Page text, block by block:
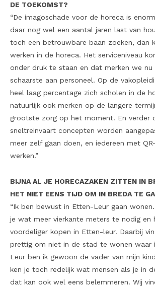
DE TOEKOMST?
“De imagoschade voor de horeca is
daar nog wel een aantal jaren last van
toch een betrouwbare baan zoeken, dan
werken in de horeca. Het serviceniveau
onder druk te staan en dat merken we nu
schaarste aan personeel. Op de
heel laag percentage zich scholen in de
natuurlijk ook merken op de langere
grootste zorg op het moment. En verder
sneltreinvaart concepten worden
meer zelf gaan doen, en iedereen met
werken.”
BIJNA AL JE HORECAZAKEN ZITTEN IN
HET NIET EENS TIJD OM IN BREDA TE
“Ik ben bewust in Etten-Leur gaan
je wat meer vierkante meters te nodig en
voordeliger kopen in Etten-leur. Daarbij
prettig om niet in de stad te wonen waar
Leur ben ik gewoon de vader van mijn
ken je toch redelijk wat mensen als je in
dat kan ook wel eens belemmeren. Wij